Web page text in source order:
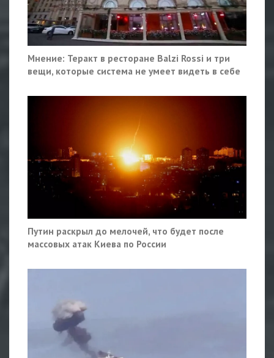
Мнение: Теракт в ресторане Balzi Rossi и три
вещи, которые система не умеет видеть в себе
Путин раскрыл до мелочей, что будет после
массовых атак Киева по России